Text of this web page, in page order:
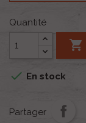
Quantité

 En stock
Partager